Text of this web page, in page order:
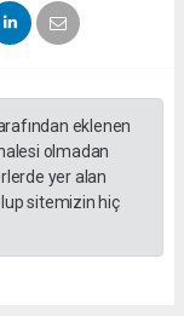
eklenen
olmadan
yer alan
sitemizin hiç